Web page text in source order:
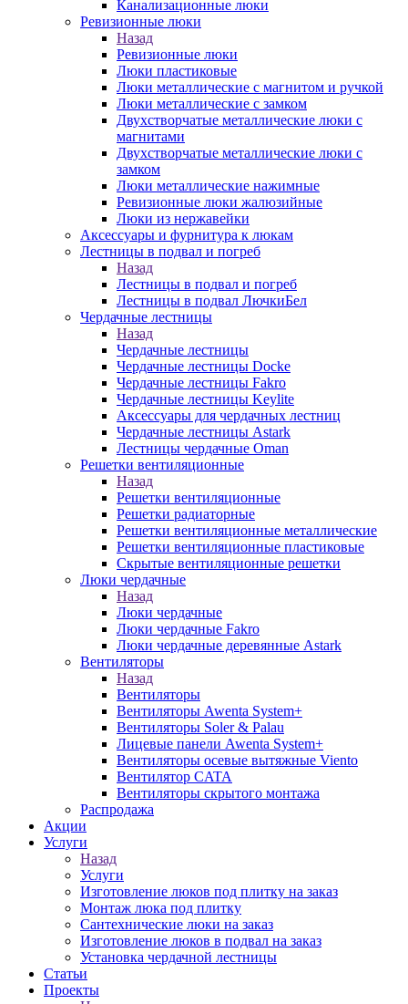
Канализационные люки
Ревизионные люки
Назад
Ревизионные люки
Люки пластиковые
Люки металлические с магнитом и ручкой
Люки металлические с замком
Двухстворчатые металлические люки с
магнитами
Двухстворчатые металлические люки с
замком
Люки металлические нажимные
Ревизионные люки жалюзийные
Люки из нержавейки
Аксессуары и фурнитура к люкам
Лестницы в подвал и погреб
Назад
Лестницы в подвал и погреб
Лестницы в подвал ЛючкиБел
Чердачные лестницы
Назад
Чердачные лестницы
Чердачные лестницы Docke
Чердачные лестницы Fakro
Чердачные лестницы Keylite
Аксессуары для чердачных лестниц
Чердачные лестницы Astark
Лестницы чердачные Oman
Решетки вентиляционные
Назад
Решетки вентиляционные
Решетки радиаторные
Решетки вентиляционные металлические
Решетки вентиляционные пластиковые
Скрытые вентиляционные решетки
Люки чердачные
Назад
Люки чердачные
Люки чердачные Fakro
Люки чердачные деревянные Astark
Вентиляторы
Назад
Вентиляторы
Вентиляторы Awenta System+
Вентиляторы Soler & Palau
Лицевые панели Awenta System+
Вентиляторы осевые вытяжные Viento
Вентилятор CATA
Вентиляторы скрытого монтажа
Распродажа
Акции
Услуги
Назад
Услуги
Изготовление люков под плитку на заказ
Монтаж люка под плитку
Сантехнические люки на заказ
Изготовление люков в подвал на заказ
Установка чердачной лестницы
Статьи
Проекты